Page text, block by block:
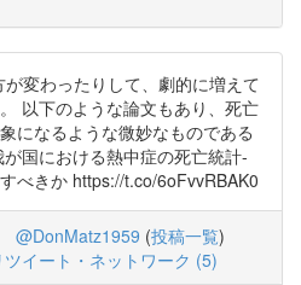
が変わったりして、劇的に増えて
以下のような論文もあり、死亡
になるような微妙なものである
国における熱中症の死亡統計-
べきか https://t.co/6oFvvRBAK0
@DonMatz1959 (投稿一覧)
ツイート・ネットワーク (5)